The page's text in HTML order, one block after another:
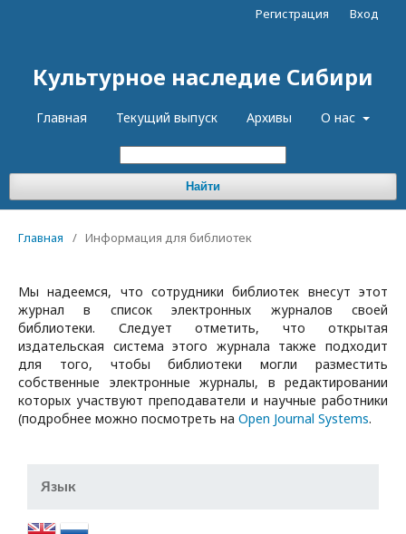
Культурное наследие Сибири
Главная Текущий выпуск Архивы О нас
Найти
Регистрация Вход
Главная / Информация для библиотек
Мы надеемся, что сотрудники библиотек внесут этот
журнал в список электронных журналов своей
библиотеки. Следует отметить, что открытая
издательская система этого журнала также подходит
для того, чтобы библиотеки могли разместить
собственные электронные журналы, в редактировании
которых участвуют преподаватели и научные работники
(подробнее можно посмотреть на Open Journal Systems.
Язык